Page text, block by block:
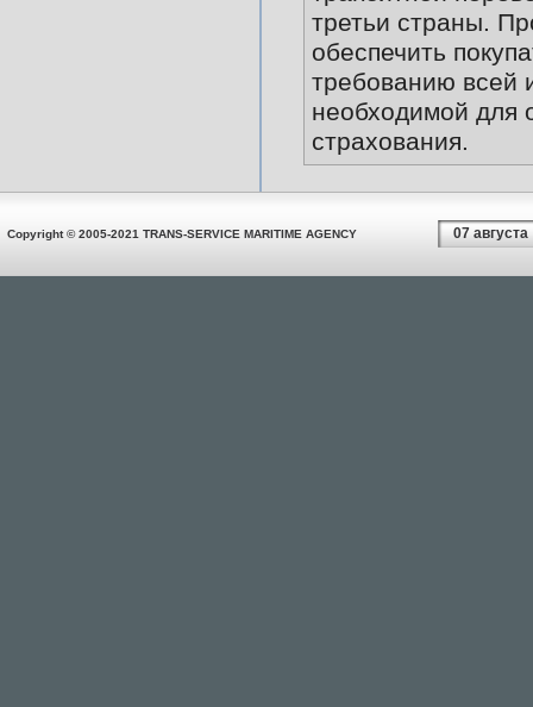
третьи страны.
обеспечить
требованию всей
необходимой для
страхования.
Copyright © 2005-2021 TRANS-SERVICE MARITIME AGENCY 07 августа